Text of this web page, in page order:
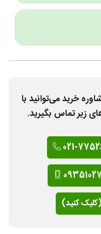
خرید می‌توانید با
زیر تماس بگیرید.
021-
کنید)